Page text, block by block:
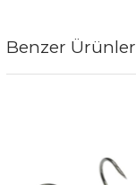
Benzer Ürünler